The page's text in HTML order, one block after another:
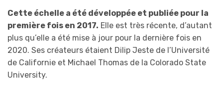
Cette échelle a été développée et publiée pour la
première fois en 2017. Elle est très récente, d’autant
plus qu’elle a été mise à jour pour la dernière fois en
2020. Ses créateurs étaient Dilip Jeste de l’Université
de Californie et Michael Thomas de la Colorado State
University.